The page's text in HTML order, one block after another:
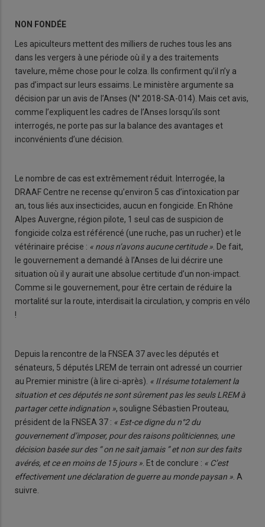
NON FONDÉE
Les apiculteurs mettent des milliers de ruches tous les ans
dans les vergers à une période où il y a des traitements
tavelure, même chose pour le colza. Ils confirment qu’il n’y a
pas d’impact sur leurs essaims. Le ministère argumente sa
décision par un avis de l’Anses (N° 2018-SA-014). Mais cet avis,
comme l’expliquent les cadres de l’Anses lorsqu’ils sont
interrogés, ne porte pas sur la balance des avantages et
inconvénients d’une décision.
Le nombre de cas est extrêmement réduit. Interrogée, la
DRAAF Centre ne recense qu’environ 5 cas d’intoxication par
an, tous liés aux insecticides, aucun en fongicide. En Rhône
Alpes Auvergne, région pilote, 1 seul cas de suspicion de
fongicide colza est référencé (une ruche, pas un rucher) et le
vétérinaire précise : « nous n’avons aucune certitude ». De fait,
le gouvernement a demandé à l’Anses de lui décrire une
situation où il y aurait une absolue certitude d’un non-impact.
Comme si le gouvernement, pour être certain de réduire la
mortalité sur la route, interdisait la circulation, y compris en vélo
!
Depuis la rencontre de la FNSEA 37 avec les députés et
sénateurs, 5 députés LREM de terrain ont adressé un courrier
au Premier ministre (à lire ci-après). « Il résume totalement la
situation et ces députés ne sont sûrement pas les seuls LREM à
partager cette indignation », souligne Sébastien Prouteau,
président de la FNSEA 37 : « Est-ce digne du n°2 du
gouvernement d’imposer, pour des raisons politiciennes, une
décision basée sur des “ on ne sait jamais ” et non sur des faits
avérés, et ce en moins de 15 jours ». Et de conclure : « C’est
effectivement une déclaration de guerre au monde paysan ». A
suivre.